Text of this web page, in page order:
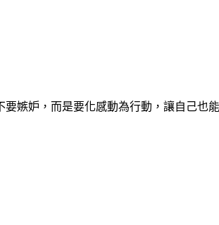
嫉妒，而是要化感動為行動，讓自己也